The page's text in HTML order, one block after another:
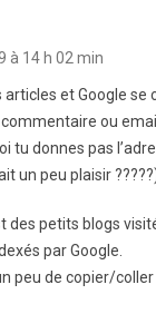
à 14 h 02 min
articles et Google se
ou
tu donnes pas
un peu plaisir
des petits blogs
par Google.
peu de copier/